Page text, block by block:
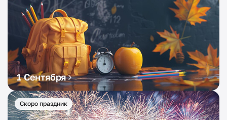
1 Сентября
Скоро праздник